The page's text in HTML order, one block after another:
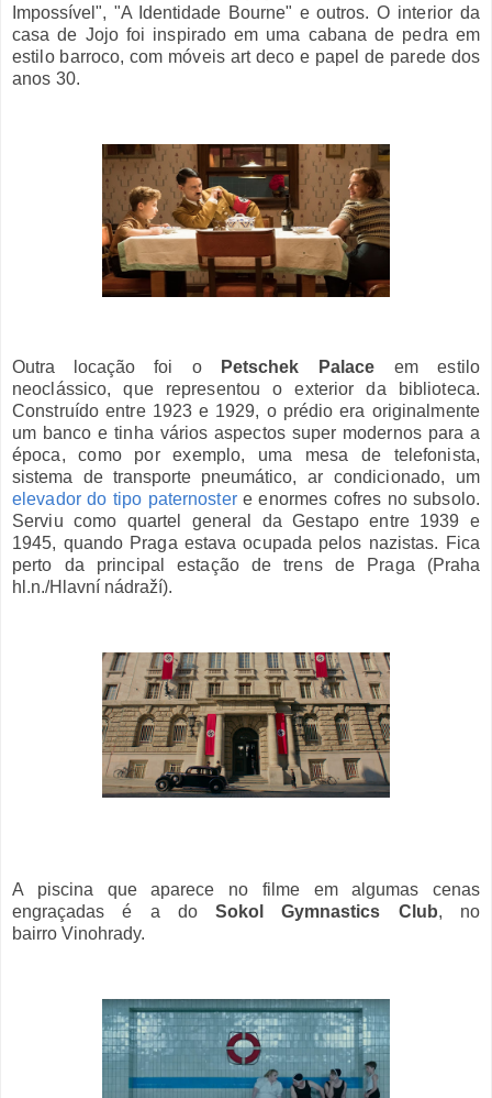
Impossível", "A Identidade Bourne" e outros.O interior da
casa de Jojo foi inspirado em uma cabana de pedra em
estilo barroco, com móveis art deco e papel de parede dos
anos 30.
Outra locação foi o Petschek Palace em estilo
neoclássico, que representou o exterior da biblioteca.
Construído entre 1923 e 1929, o prédio era originalmente
um banco e tinha vários aspectos super modernos para a
época, como por exemplo, uma mesa de telefonista,
sistema de transporte pneumático, ar condicionado, um
elevador do tipo paternostere enormes cofres no subsolo.
Serviu como quartel general da Gestapo entre 1939 e
1945, quando Praga estava ocupada pelos nazistas. Fica
perto da principal estação de trens de Praga (Praha
hl.n./Hlavní nádraží).
A piscina que aparece no filme em algumas cenas
engraçadas é a doSokol Gymnastics Club, no
bairro Vinohrady.